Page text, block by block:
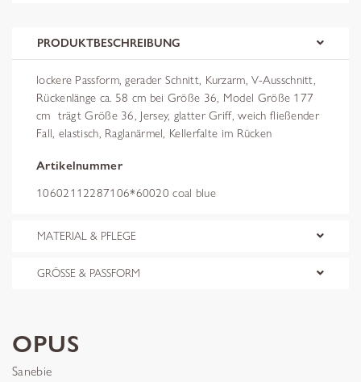
PRODUKTBESCHREIBUNG
lockere Passform, gerader Schnitt, Kurzarm, V-Ausschnitt,
Rückenlänge ca. 58 cm bei Größe 36, Model Größe 177
cm  trägt Größe 36, Jersey, glatter Griff, weich fließender
Fall, elastisch, Raglanärmel, Kellerfalte im Rücken
Artikelnummer
10602112287106*60020 coal blue
MATERIAL & PFLEGE
GRÖSSE & PASSFORM
OPUS
Sanebie